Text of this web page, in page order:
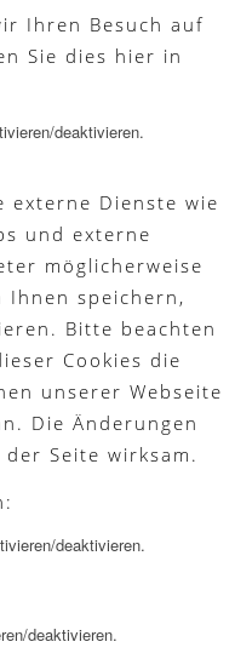
Ihren Besuch auf
Sie dies hier in
deaktivieren.
externe Dienste wie
und externe
möglicherweise
Ihnen speichern,
Bitte beachten
Cookies die
unserer Webseite
Die Änderungen
Seite wirksam.
deaktivieren.
deaktivieren.